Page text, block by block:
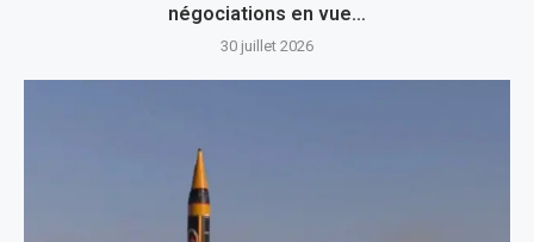
négociations en vue…
30 juillet 2026